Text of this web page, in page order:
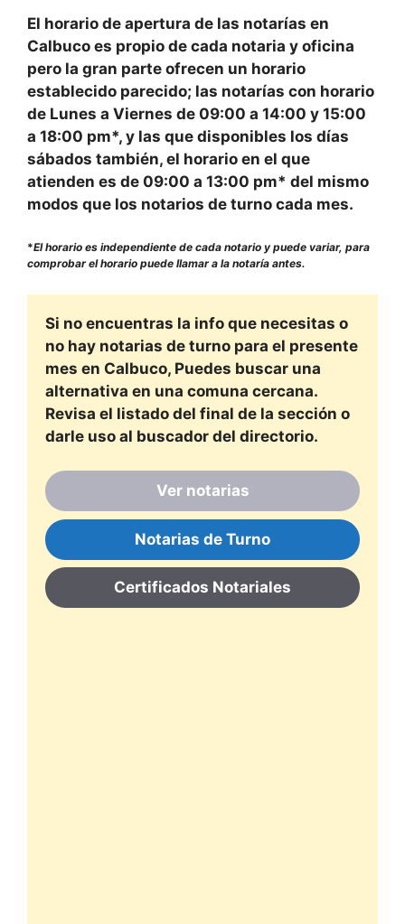
El horario de apertura de las notarías en
Calbuco es propio de cada notaria y oficina
pero la gran parte ofrecen un horario
establecido parecido; las notarías con horario
de Lunes a Viernes de 09:00 a 14:00 y 15:00
a 18:00 pm*, y las que disponibles los días
sábados también, el horario en el que
atienden es de 09:00 a 13:00 pm* del mismo
modos que los notarios de turno cada mes.
*El horario es independiente de cada notario y puede variar, para
comprobar el horario puede llamar a la notaría antes.
Si no encuentras la info que necesitas o
no hay notarias de turno para el presente
mes en Calbuco, Puedes buscar una
alternativa en una comuna cercana.
Revisa el listado del final de la sección o
darle uso al buscador del directorio.
Ver notarias
Notarias de Turno
Certificados Notariales